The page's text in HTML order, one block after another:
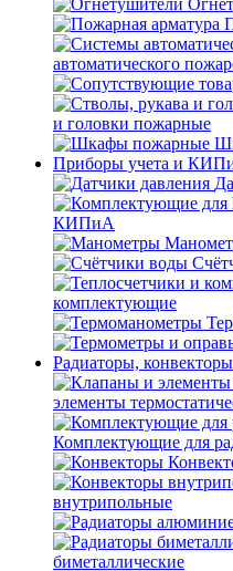
автоматического
и головки пожарные
Приборы учета и
КИПиА
комплектующие
Радиаторы,
элементы
Комплектующие для
внутрипольные
биметаллические